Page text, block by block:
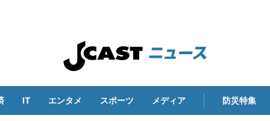
IT エンタメ スポーツ メディア 防災特集